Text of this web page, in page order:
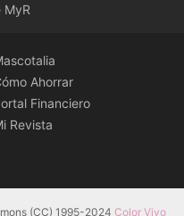
MyR
Ahorrar
Financiero
Revista
(CC) 1995-2024 Color Vivo